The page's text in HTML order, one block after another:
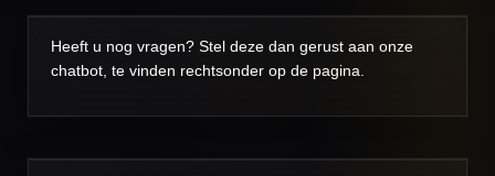
Heeft u nog vragen? Stel deze dan gerust aan onze
chatbot, te vinden rechtsonder op de pagina.